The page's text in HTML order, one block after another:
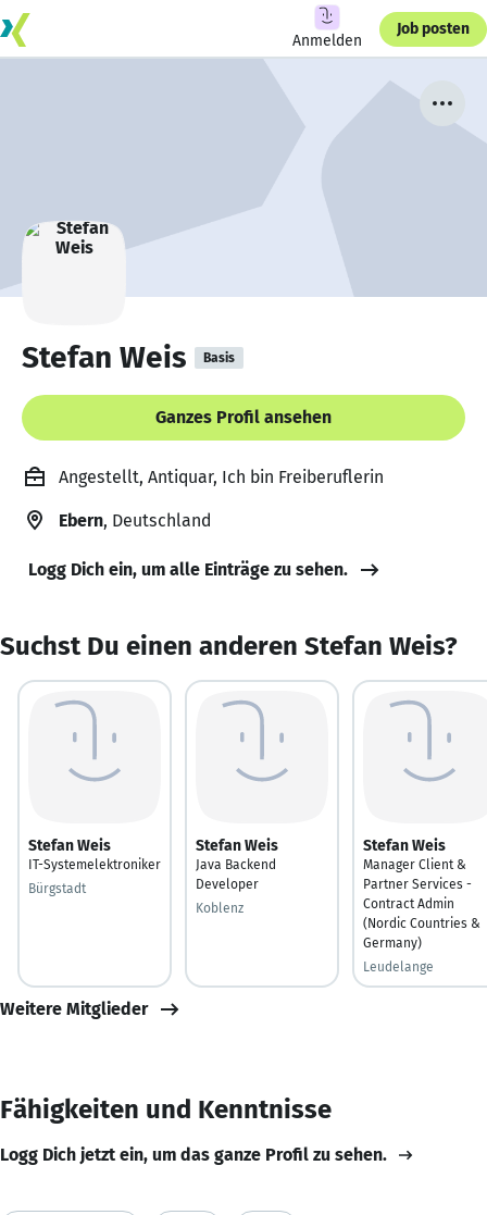
Anmelden
Job posten
Stefan Weis Basis
Ganzes Profil ansehen
Angestellt, Antiquar, Ich bin Freiberuflerin
Ebern, Deutschland
Logg Dich ein, um alle Einträge zu sehen.
Suchst Du einen anderen Stefan Weis?
Stefan Weis
IT-Systemelektroniker
Bürgstadt
Stefan Weis
Java Backend
Developer
Koblenz
Stefan Weis
Manager Client &
Partner Services -
Contract Admin
(Nordic Countries &
Germany)
Leudelange
Weitere Mitglieder
Fähigkeiten und Kenntnisse
Logg Dich jetzt ein, um das ganze Profil zu sehen.